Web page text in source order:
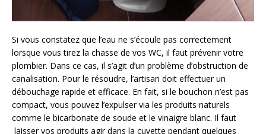
Si vous constatez que l’eau ne s’écoule pas correctement
lorsque vous tirez la chasse de vos WC, il faut prévenir votre
plombier. Dans ce cas, il s’agit d’un problème d’obstruction de
canalisation. Pour le résoudre, l’artisan doit effectuer un
débouchage rapide et efficace. En fait, si le bouchon n’est pas
compact, vous pouvez l’expulser via les produits naturels
comme le bicarbonate de soude et le vinaigre blanc. Il faut
laisser vos produits agir dans la cuvette pendant quelques